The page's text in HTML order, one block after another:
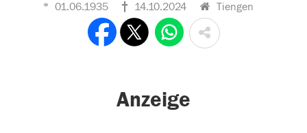
01.06.1935 14.10.2024 Tiengen
Anzeige